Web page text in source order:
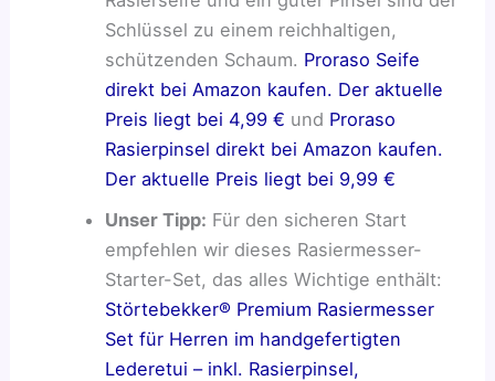
Schlüssel zu einem reichhaltigen,
schützenden Schaum. Proraso Seife
direkt bei Amazon kaufen. Der aktuelle
Preis liegt bei 4,99 € und Proraso
Rasierpinsel direkt bei Amazon kaufen.
Der aktuelle Preis liegt bei 9,99 €
Unser Tipp: Für den sicheren Start
empfehlen wir dieses Rasiermesser-
Starter-Set, das alles Wichtige enthält:
Störtebekker® Premium Rasiermesser
Set für Herren im handgefertigten
Lederetui – inkl. Rasierpinsel,